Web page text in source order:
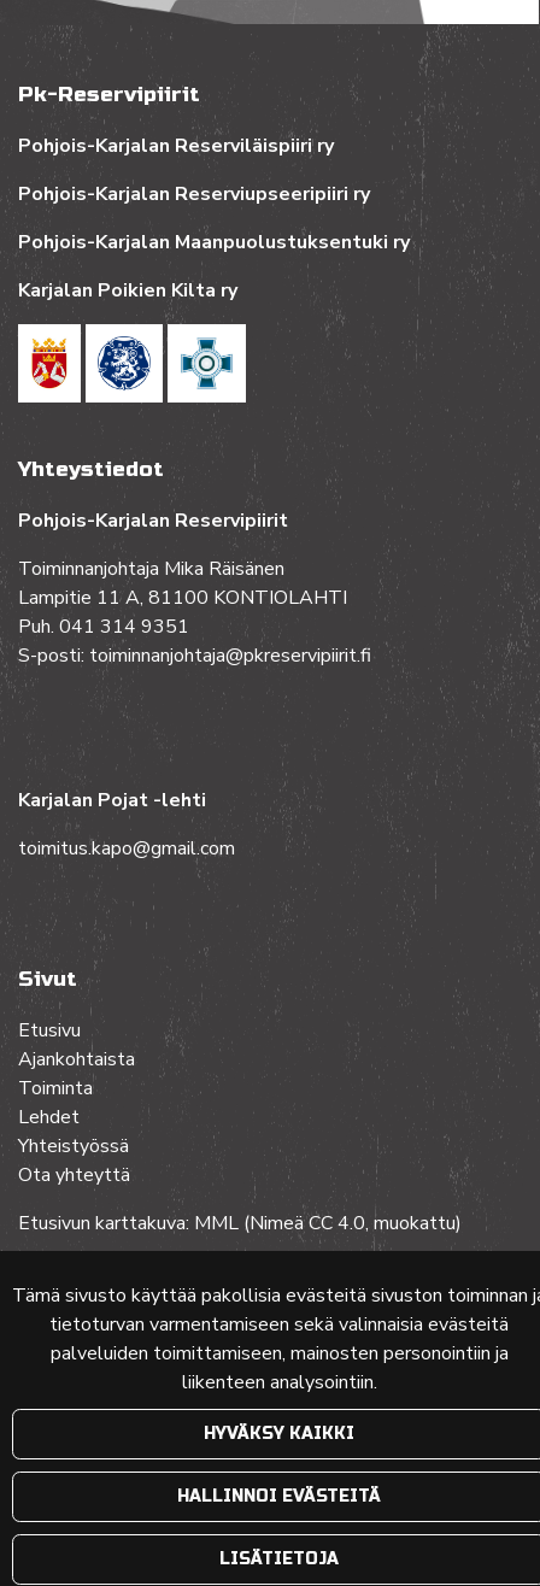
Tämä sivusto käyttää pakollisia evästeitä sivuston toiminnan
tietoturvan varmentamiseen sekä valinnaisia evästeitä
palveluiden toimittamiseen, mainosten personointiin ja
liikenteen analysointiin.
HYVÄKSY KAIKKI
HALLINNOI EVÄSTEITÄ
LISÄTIETOJA
Pk-Reservipiirit
Pohjois-Karjalan Reserviläispiiri ry
Pohjois-Karjalan Reserviupseeripiiri ry
Pohjois-Karjalan Maanpuolustuksentuki ry
Karjalan Poikien Kilta ry
Yhteystiedot
Pohjois-Karjalan Reservipiirit
Toiminnanjohtaja Mika Räisänen
Lampitie 11 A, 81100 KONTIOLAHTI
Puh. 041 314 9351
S-posti: toiminnanjohtaja@pkreservipiirit.fi
Karjalan Pojat -lehti
toimitus.kapo@gmail.com
Sivut
Etusivu
Ajankohtaista
Toiminta
Lehdet
Yhteistyössä
Ota yhteyttä
Etusivun karttakuva: MML (Nimeä CC 4.0, muokattu)
© 2024 PKMT | Verkkosivu atFlow Oy